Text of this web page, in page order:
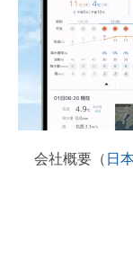
会社概要（ 日